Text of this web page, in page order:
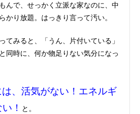
んで、せっかく立派な家なのに、中
かり放題。はっきり言って汚い。
てみると、「うん、片付いている」
同時に、何か物足りない気分になっ
、活気がない！エネルギ
！ と。